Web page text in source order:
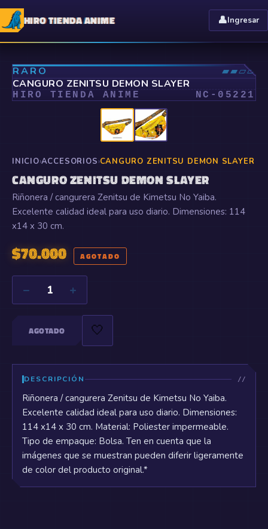
HIRO TIENDA ANIME 👤Ingresar
RARO ▰▰▱▱
⤢
CANGURO ZENITSU DEMON SLAYER
HIRO TIENDA ANIME NC- 05221
INICIO›ACCESORIOS›CANGURO ZENITSU DEMON SLAYER
CANGURO ZENITSU DEMON SLAYER
Riñonera / cangurera Zenitsu de Kimetsu No Yaiba.
Excelente calidad ideal para uso diario. Dimensiones: 114
x14 x 30 cm.
$70.000 AGOTADO
− 1 +
AGOTADO 🤍
DESCRIPCIÓN
Riñonera / cangurera Zenitsu de Kimetsu No Yaiba.
Excelente calidad ideal para uso diario. Dimensiones:
114 x14 x 30 cm. Material: Poliester impermeable.
Tipo de empaque: Bolsa. Ten en cuenta que la
imágenes que se muestran pueden diferir ligeramente
de color del producto original.*